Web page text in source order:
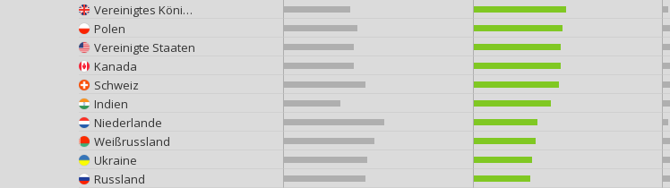
Vereinigtes Königreich
Polen
Vereinigte Staaten
Kanada
Schweiz
Indien
Niederlande
Weißrussland
Ukraine
Russland